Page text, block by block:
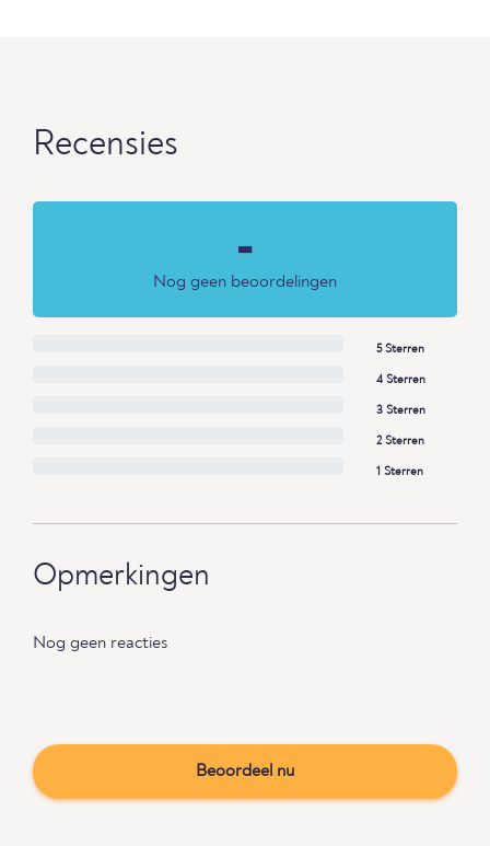
Recensies
-
Nog geen beoordelingen
5 Sterren
4 Sterren
3 Sterren
2 Sterren
1 Sterren
Opmerkingen
Nog geen reacties
Beoordeel nu